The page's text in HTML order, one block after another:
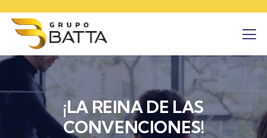
¡LA REINA DE LAS
CONVENCIONES!